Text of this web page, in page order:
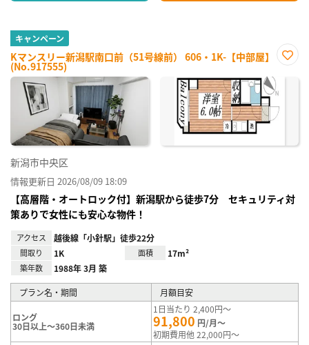
キャンペーン
Kマンスリー新潟駅南口前（51号線前） 606・1K-【中部屋】
(No.917555)
に入
り登
録
新潟市中央区
情報更新日 2026/08/09 18:09
【高層階・オートロック付】新潟駅から徒歩7分 セキュリティ対
策ありで女性にも安心な物件！
アクセス 越後線「小針駅」徒歩22分
間取り 1K 面積 17m²
築年数 1988年 3月 築
プラン名・期間 月額目安
ロング
30日以上～360日未満
1日当たり 2,400円～
91,800 円/月～
初期費用他 22,000円～